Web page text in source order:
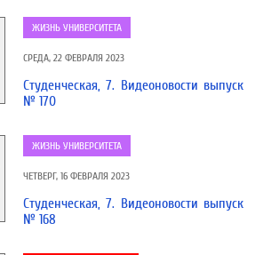
ЖИЗНЬ УНИВЕРСИТЕТА
СРЕДА, 22 ФЕВРАЛЯ 2023
Студенческая, 7. Видеоновости выпуск
№ 170
ЖИЗНЬ УНИВЕРСИТЕТА
ЧЕТВЕРГ, 16 ФЕВРАЛЯ 2023
Студенческая, 7. Видеоновости выпуск
№ 168